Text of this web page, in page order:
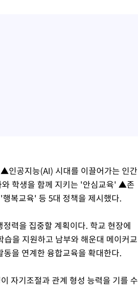
인공지능(AI) 시대를 이끌어가는 인간
학생을 함께 지키는 '안심교육' ▲존
복교육' 등 5대 정책을 제시했다.
력을 집중할 계획이다. 학교 현장에
을 지원하고 남부와 해운대 메이커교
을 연계한 융합교육을 확대한다.
자기조절과 관계 형성 능력을 기를 수